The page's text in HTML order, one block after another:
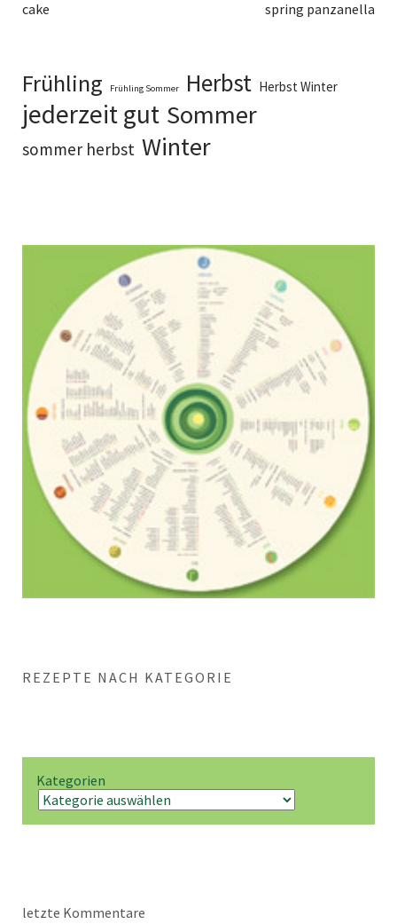
cake spring panzanella
Frühling Frühling Sommer Herbst Herbst Winter
jederzeit gut Sommer
sommer herbst Winter
REZEPTE NACH KATEGORIE
Kategorien
letzte Kommentare